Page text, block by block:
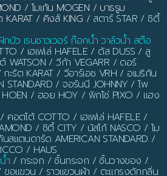
/ โมเก้น MOGEN / บาธรูม
KARAT/ คิงส์ KING / สตาร์ STAR / ซิตี้
กบัว เรนชาวเวอร์ ก๊อกน้ำ วาล์วน้ำ สต๊อ
/ เฮเฟเล่ HAFELE / ดัส DUSS / ลู
WATSON / วีก้า VEGARR / ดอร์
ะรัต KARAT / วีอาร์เอช VRH / อเมริกัน
STANDARD / จอร์นนี JOHNNY / โพ
HOEN / ฮอย HOY / พิกโซ่ PIXO / แฮง
/ คอตโต้ COTTO / เฮเฟเล่ HAFELE /
/ ซิตี้ CITY / นัสโก้ NASCO / โม
สแตนดาร์ด AMERICAN STANDARD /
/ HAUS
ำ / กระจก / ชั้นกระจก / ชั้นวางของ /
ขอแขวน / ราวแขวนผ้า / ตะแกรงดักกลิ่น